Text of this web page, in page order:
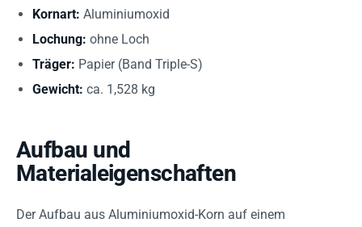
Kornart: Aluminiumoxid
Lochung: ohne Loch
Träger: Papier (Band Triple-S)
Gewicht: ca. 1,528 kg
Aufbau und
Materialeigenschaften
Der Aufbau aus Aluminiumoxid-Korn auf einem